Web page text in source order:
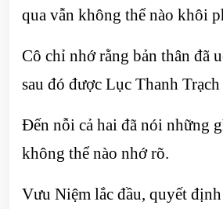
qua vẫn không thể nào khôi
Cô chỉ nhớ rằng bản thân đã
sau đó được Lục Thanh Trạch
Đến nỗi cả hai đã nói những
không thể nào nhớ rõ.
Vưu Niệm lắc đầu, quyết